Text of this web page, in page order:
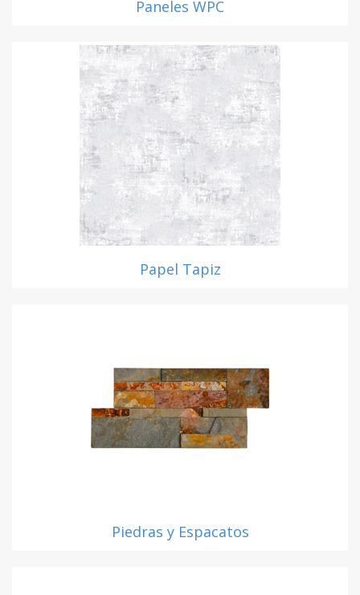
Paneles WPC
Papel Tapiz
Piedras y Espacatos